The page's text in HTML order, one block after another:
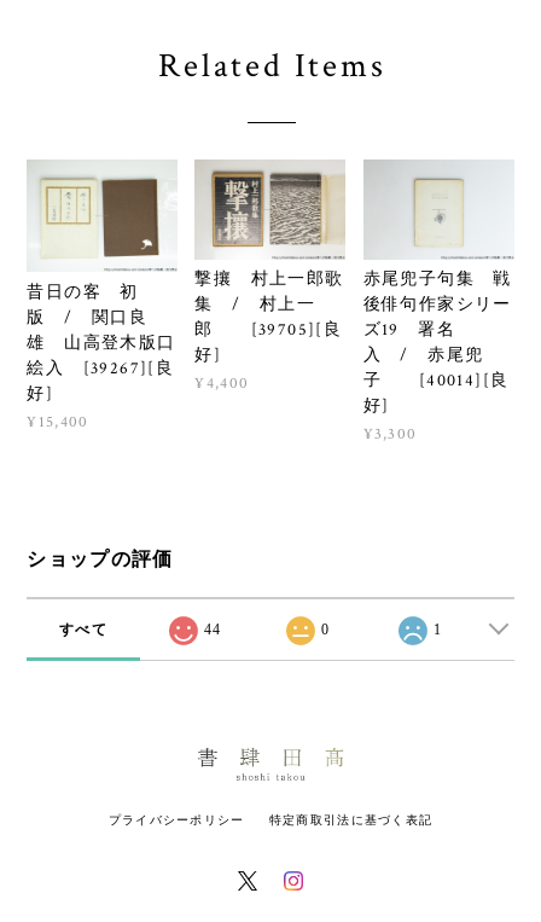
Related Items
昔日の客 初
版 / 関口良
雄 山高登木版口
絵入 [39267][良
好]
¥15,400
撃攘 村上一郎歌
集 / 村上一
郎 [39705][良
好]
¥4,400
赤尾兜子句集 戦
後俳句作家シリー
ズ19 署名
入 / 赤尾兜
子 [40014][良
好]
¥3,300
ショップの評価
すべて 44 0 1
プライバシーポリシー 特定商取引法に基づく表記